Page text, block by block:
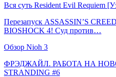
Вся суть Resident Evil Requiem
Перезапуск ASSASSIN’S
BIOSHOCK 4! Суд против…
Обзор Nioh 3
ФРЭДЖАЙЛ. РАБОТА НА
STRANDING #6